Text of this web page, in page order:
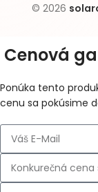
© 2026
Cenová
Ponúka tento
cenu sa pokúsime